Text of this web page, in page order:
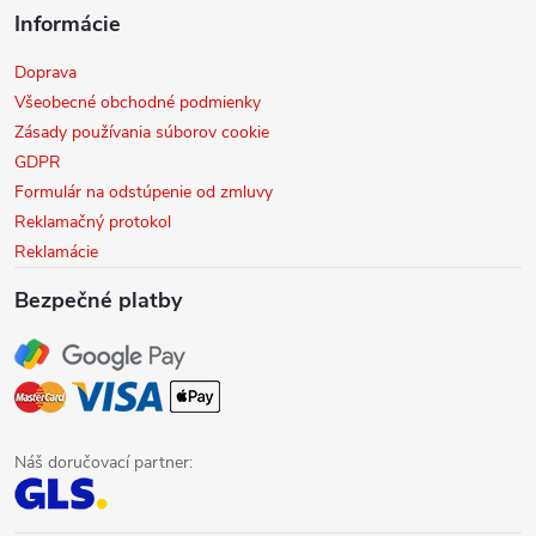
Informácie
Doprava
Všeobecné obchodné podmienky
Zásady používania súborov cookie
GDPR
Formulár na odstúpenie od zmluvy
Reklamačný protokol
Reklamácie
Bezpečné platby
Náš doručovací partner: